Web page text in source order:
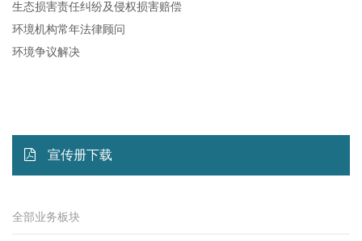
生态损害责任纠纷及侵权损害赔偿
环境机构常年法律顾问
环境争议解决
宣传册下载
全部业务板块